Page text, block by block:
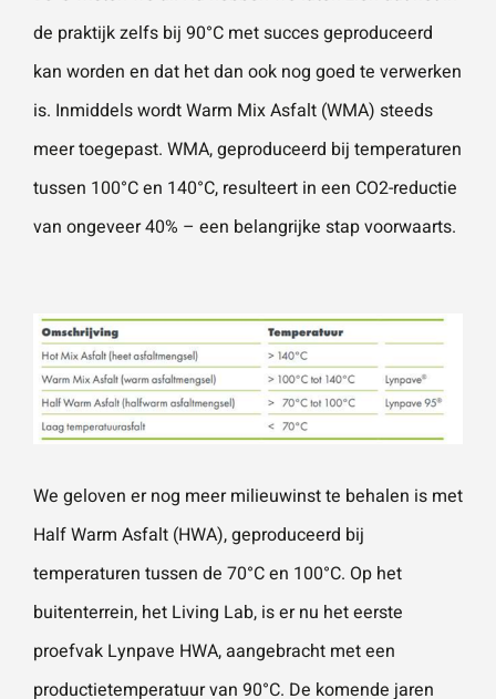
de praktijk zelfs bij 90°C met succes geproduceerd
kan worden en dat het dan ook nog goed te verwerken
is. Inmiddels wordt Warm Mix Asfalt (WMA) steeds
meer toegepast. WMA, geproduceerd bij temperaturen
tussen 100°C en 140°C, resulteert in een CO2-reductie
van ongeveer 40% – een belangrijke stap voorwaarts.
We geloven er nog meer milieuwinst te behalen is met
Half Warm Asfalt (HWA), geproduceerd bij
temperaturen tussen de 70°C en 100°C. Op het
buitenterrein, het Living Lab, is er nu het eerste
proefvak Lynpave HWA, aangebracht met een
productietemperatuur van 90°C. De komende jaren